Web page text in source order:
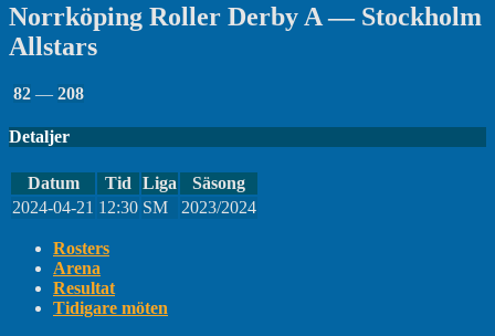
Norrköping Roller Derby A — Stockholm
Allstars
82 — 208
Detaljer
Datum Tid Liga
Säsong
2024-04-21 12:30 SM 2023/2024
Rosters
Arena
Resultat
Tidigare möten